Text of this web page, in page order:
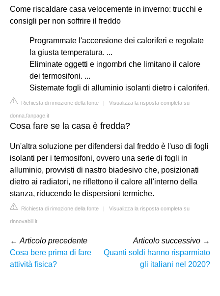
Come riscaldare casa velocemente in inverno: trucchi e
consigli per non soffrire il freddo
Programmate l'accensione dei caloriferi e regolate
la giusta temperatura. ...
Eliminate oggetti e ingombri che limitano il calore
dei termosifoni. ...
Sistemate fogli di alluminio isolanti dietro i caloriferi.
Richiesta di rimozione della fonte | Visualizza la risposta completa su
donna.fanpage.it
Cosa fare se la casa è fredda?
Un'altra soluzione per difendersi dal freddo è l'uso di fogli
isolanti per i termosifoni, ovvero una serie di fogli in
alluminio, provvisti di nastro biadesivo che, posizionati
dietro ai radiatori, ne riflettono il calore all'interno della
stanza, riducendo le dispersioni termiche.
Richiesta di rimozione della fonte | Visualizza la risposta completa su
rinnovabili.it
← Articolo precedente
Cosa bere prima di fare
attività fisica?
Articolo successivo →
Quanti soldi hanno risparmiato
gli italiani nel 2020?